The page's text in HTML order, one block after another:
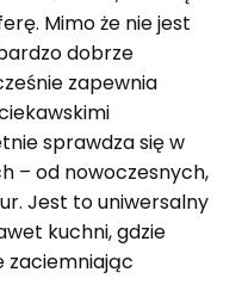
Mimo że nie jest
dobrze
zapewnia
sprawdza się w
– od nowoczesnych,
Jest to uniwersalny
kuchni, gdzie
zaciemniając